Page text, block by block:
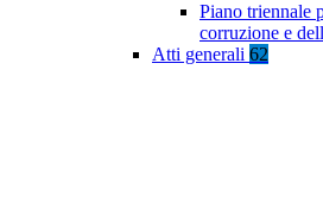
Piano triennale
corruzione e
Atti generali 62